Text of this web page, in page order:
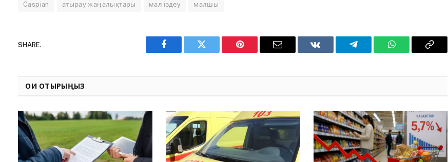
Caspian атырау жаңалықтары мал іздеу малшы
SHARE.
Facebook Twitter Pinterest Email VKontakteTelegram WhatsAppCopy
ОҚИ ОТЫРЫҢЫЗ